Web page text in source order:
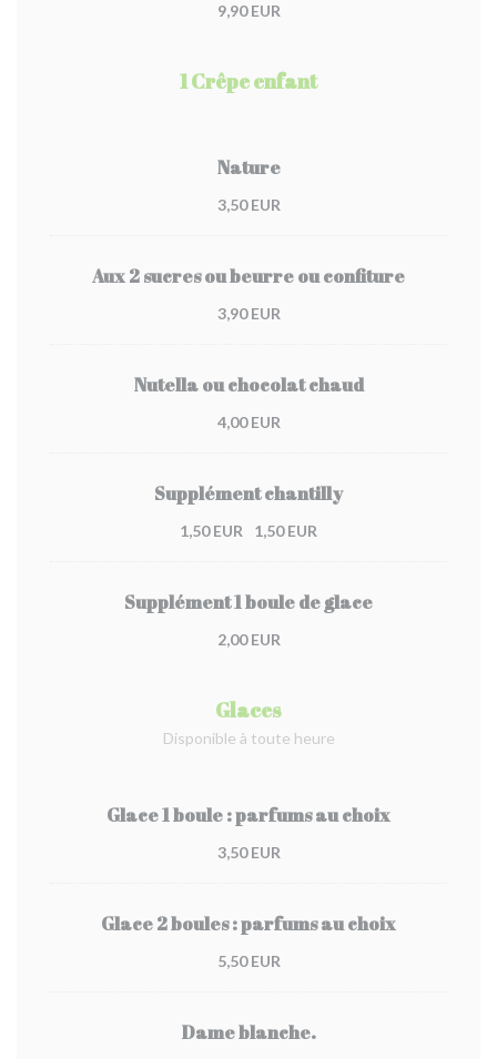
9,90 EUR
1 Crêpe enfant
Nature
3,50 EUR
Aux 2 sucres ou beurre ou confiture
3,90 EUR
Nutella ou chocolat chaud
4,00 EUR
Supplément chantilly
1,50 EUR 1,50 EUR
Supplément 1 boule de glace
2,00 EUR
Glaces
Disponible à toute heure
Glace 1 boule : parfums au choix
3,50 EUR
Glace 2 boules : parfums au choix
5,50 EUR
Dame blanche.